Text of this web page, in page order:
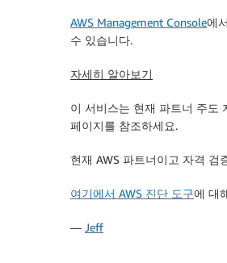
AWS Management Console에
수 있습니다.
자세히 알아보기
이 서비스는 현재 파트너 주도
페이지를 참조하세요.
현재 AWS 파트너이고 자격 검
여기에서 AWS 진단 도구에 대
— Jeff